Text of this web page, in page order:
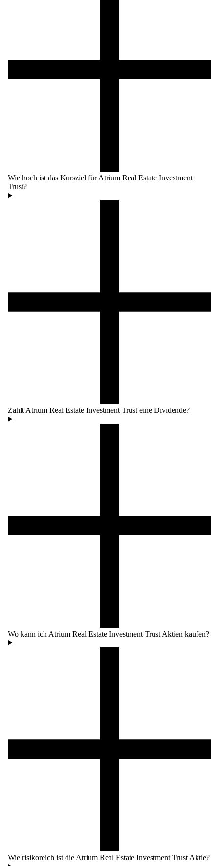
Wie hoch ist das Kursziel für Atrium Real Estate Investment
Trust?
Zahlt Atrium Real Estate Investment Trust eine Dividende?
Wo kann ich Atrium Real Estate Investment Trust Aktien kaufen?
Wie risikoreich ist die Atrium Real Estate Investment Trust Aktie?